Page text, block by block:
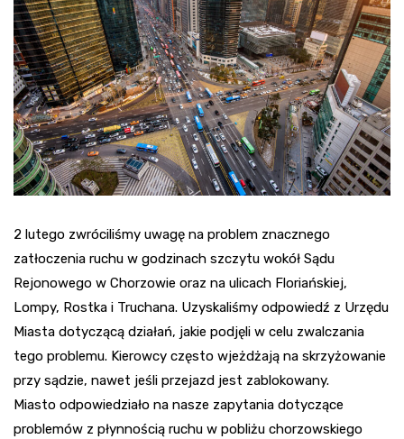
2 lutego zwróciliśmy uwagę na problem znacznego
zatłoczenia ruchu w godzinach szczytu wokół Sądu
Rejonowego w Chorzowie oraz na ulicach Floriańskiej,
Lompy, Rostka i Truchana. Uzyskaliśmy odpowiedź z Urzędu
Miasta dotyczącą działań, jakie podjęli w celu zwalczania
tego problemu. Kierowcy często wjeżdżają na skrzyżowanie
przy sądzie, nawet jeśli przejazd jest zablokowany.
Miasto odpowiedziało na nasze zapytania dotyczące
problemów z płynnością ruchu w pobliżu chorzowskiego